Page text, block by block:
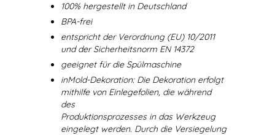
100% hergestellt in Deutschland
BPA-frei
entspricht der Verordnung (EU) 10/2011
und der Sicherheitsnorm EN 14372
geeignet für die Spülmaschine
inMold-Dekoration: Die Dekoration erfolgt
mithilfe von Einlegefolien, die während
des
Produktionsprozesses in das Werkzeug
eingelegt werden. Durch die Versiegelung